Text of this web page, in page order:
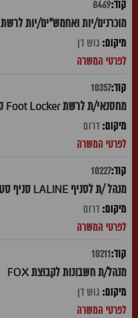
8469
מוכרנים/יות ואחמש"ים/יות לרשת FOX - סניף שוהם
גוש דן
10357
מחסנאי/ת לרשת Foot Locker סניף קניון מול הים אילת
דרום
10227
מנהל /ת לסניף LALINE סניף סטאר אשדוד
דרום
10211
מנהל/ת חשבונות לקבוצת FOX
גוש דן